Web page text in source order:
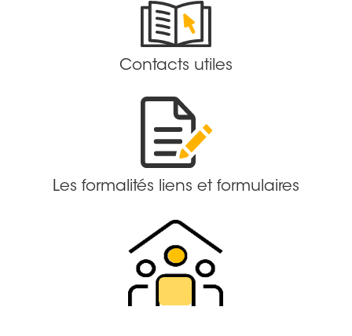
Contacts utiles
Les formalités liens et formulaires